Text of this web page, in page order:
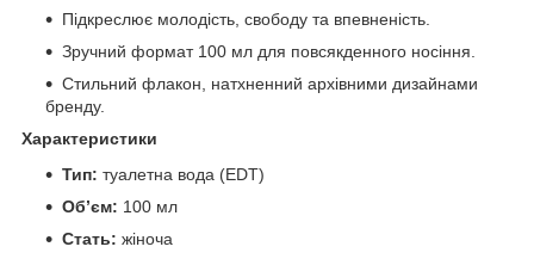
Підкреслює молодість, свободу та впевненість.
Зручний формат 100 мл для повсякденного носіння.
Стильний флакон, натхненний архівними дизайнами
бренду.
Характеристики
Тип: туалетна вода (EDT)
Обʼєм: 100 мл
Стать: жіноча